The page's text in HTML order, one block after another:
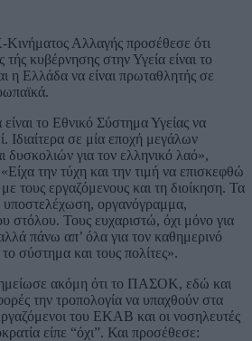
Αλλαγής προσέθεσε ότι
τής κυβέρνησης στην Υγεία είναι το
η Ελλάδα να είναι πρωταθλητής σε
είναι το Εθνικό Σύστημα Υγείας να
Ιδιαίτερα σε μία εποχή μεγάλων
δυσκολιών για τον ελληνικό λαό»,
την τύχη και την τιμή να επισκεφθώ
τους εργαζόμενους και τη διοίκηση. Τα
υποστελέχωση, οργανόγραμμα,
στόλου. Τους ευχαριστώ, όχι μόνο για
πάνω απ’ όλα για τον καθημερινό
σύστημα και τους πολίτες».
ακόμη ότι το ΠΑΣΟΚ, εδώ και
την τροπολογία να υπαχθούν στα
του ΕΚΑΒ και οι νοσηλευτές
είπε “όχι”. Και προσέθεσε: